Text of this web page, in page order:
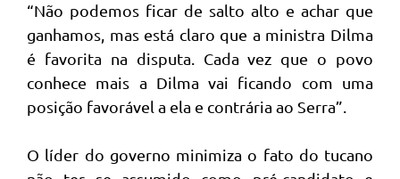
“Não podemos ficar de salto alto e achar que
ganhamos, mas está claro que a ministra Dilma
é favorita na disputa. Cada vez que o povo
conhece mais a Dilma vai ficando com uma
posição favorável a ela e contrária ao Serra”.
O líder do governo minimiza o fato do tucano